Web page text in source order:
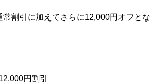
割引に加えてさらに12,000円オフと
円割引